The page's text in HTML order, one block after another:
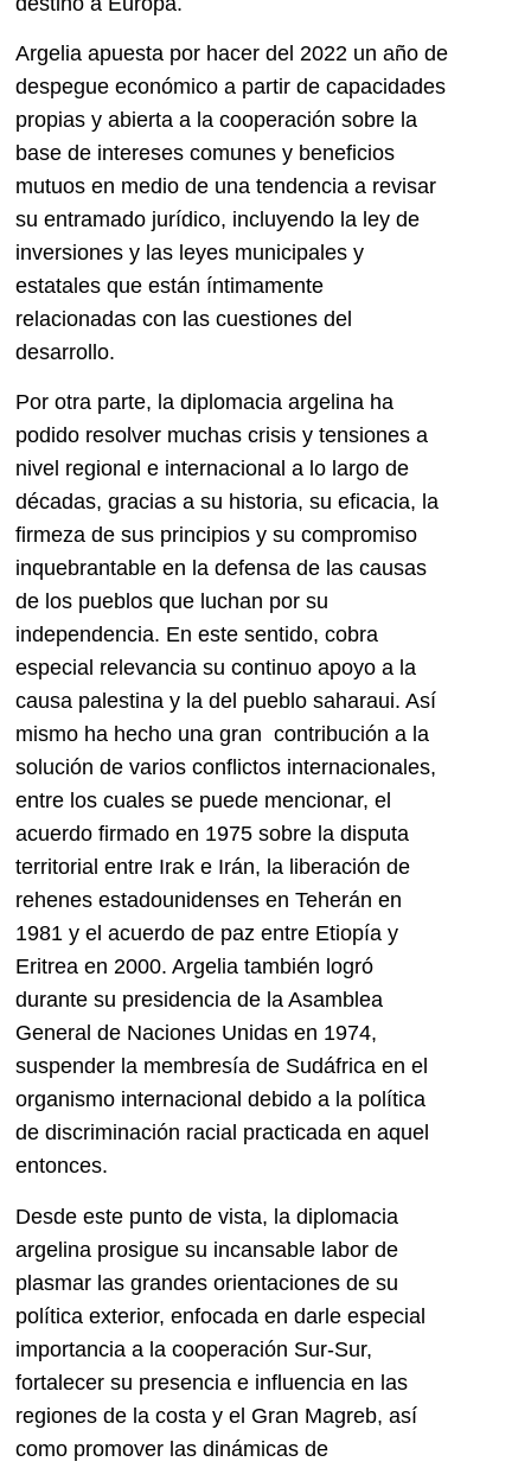
Argelia apuesta por hacer del 2022 un año de
despegue económico a partir de capacidades
propias y abierta a la cooperación sobre la
base de intereses comunes y beneficios
mutuos en medio de una tendencia a revisar
su entramado jurídico, incluyendo la ley de
inversiones y las leyes municipales y
estatales que están íntimamente
relacionadas con las cuestiones del
desarrollo.
Por otra parte, la diplomacia argelina ha
podido resolver muchas crisis y tensiones a
nivel regional e internacional a lo largo de
décadas, gracias a su historia, su eficacia, la
firmeza de sus principios y su compromiso
inquebrantable en la defensa de las causas
de los pueblos que luchan por su
independencia. En este sentido, cobra
especial relevancia su continuo apoyo a la
causa palestina y la del pueblo saharaui. Así
mismo ha hecho una gran contribución a la
solución de varios conflictos internacionales,
entre los cuales se puede mencionar, el
acuerdo firmado en 1975 sobre la disputa
territorial entre Irak e Irán, la liberación de
rehenes estadounidenses en Teherán en
1981 y el acuerdo de paz entre Etiopía y
Eritrea en 2000. Argelia también logró
durante su presidencia de la Asamblea
General de Naciones Unidas en 1974,
suspender la membresía de Sudáfrica en el
organismo internacional debido a la política
de discriminación racial practicada en aquel
entonces.
Desde este punto de vista, la diplomacia
argelina prosigue su incansable labor de
plasmar las grandes orientaciones de su
política exterior, enfocada en darle especial
importancia a la cooperación Sur-Sur,
fortalecer su presencia e influencia en las
regiones de la costa y el Gran Magreb, así
como promover las dinámicas de